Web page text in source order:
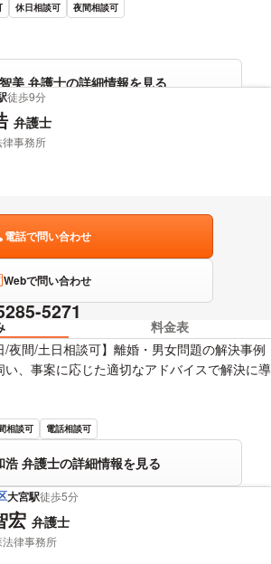
休日相談可 夜間相談可
美 弁護士の詳細情報を見る
徒歩9分
弁護士
事務所
電話で問い合わせ
Webで問い合わせ
5271
料金表
夜間/土日相談可】離婚・男女問題の解決事例
、事案に応じた適切なアドバイスで解決に導
相談可 電話相談可
浩 弁護士の詳細情報を見る
いる要素を
大宮駅徒歩5分
宏 弁護士
律事務所